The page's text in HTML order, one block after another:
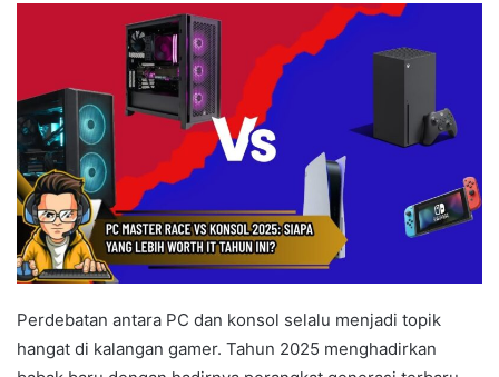
Perdebatan antara PC dan konsol selalu menjadi topik
hangat di kalangan gamer. Tahun 2025 menghadirkan